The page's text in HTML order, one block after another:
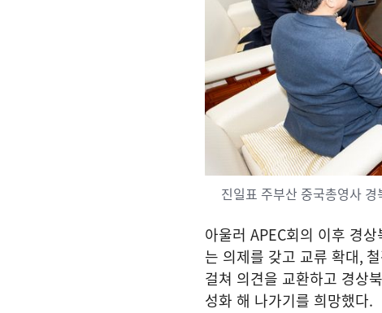
진일표 주부산 중국총영사 경
아울러 APEC회의 이후 경
는 의제를 갖고 교류 확대,
걸쳐 의견을 교환하고 경상
성화 해 나가기를 희망했다.